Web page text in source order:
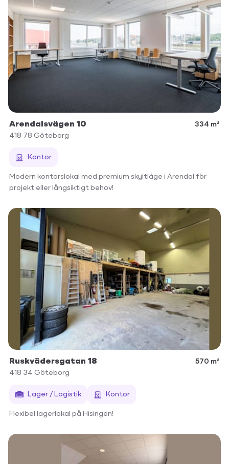
Arendalsvägen 10
334 m²
418 78 Göteborg
Kontor
Modern kontorslokal med premium skyltläge i Arendal för
projekt eller långsiktigt behov!
Ruskvädersgatan 18
570 m²
418 34 Göteborg
Lager / Logistik Kontor
Flexibel lagerlokal på Hisingen!